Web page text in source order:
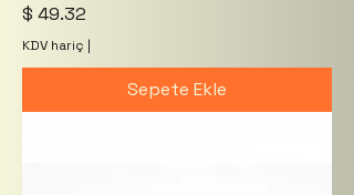
Fiyat
$ 49.32
KDV hariç |
Sepete Ekle